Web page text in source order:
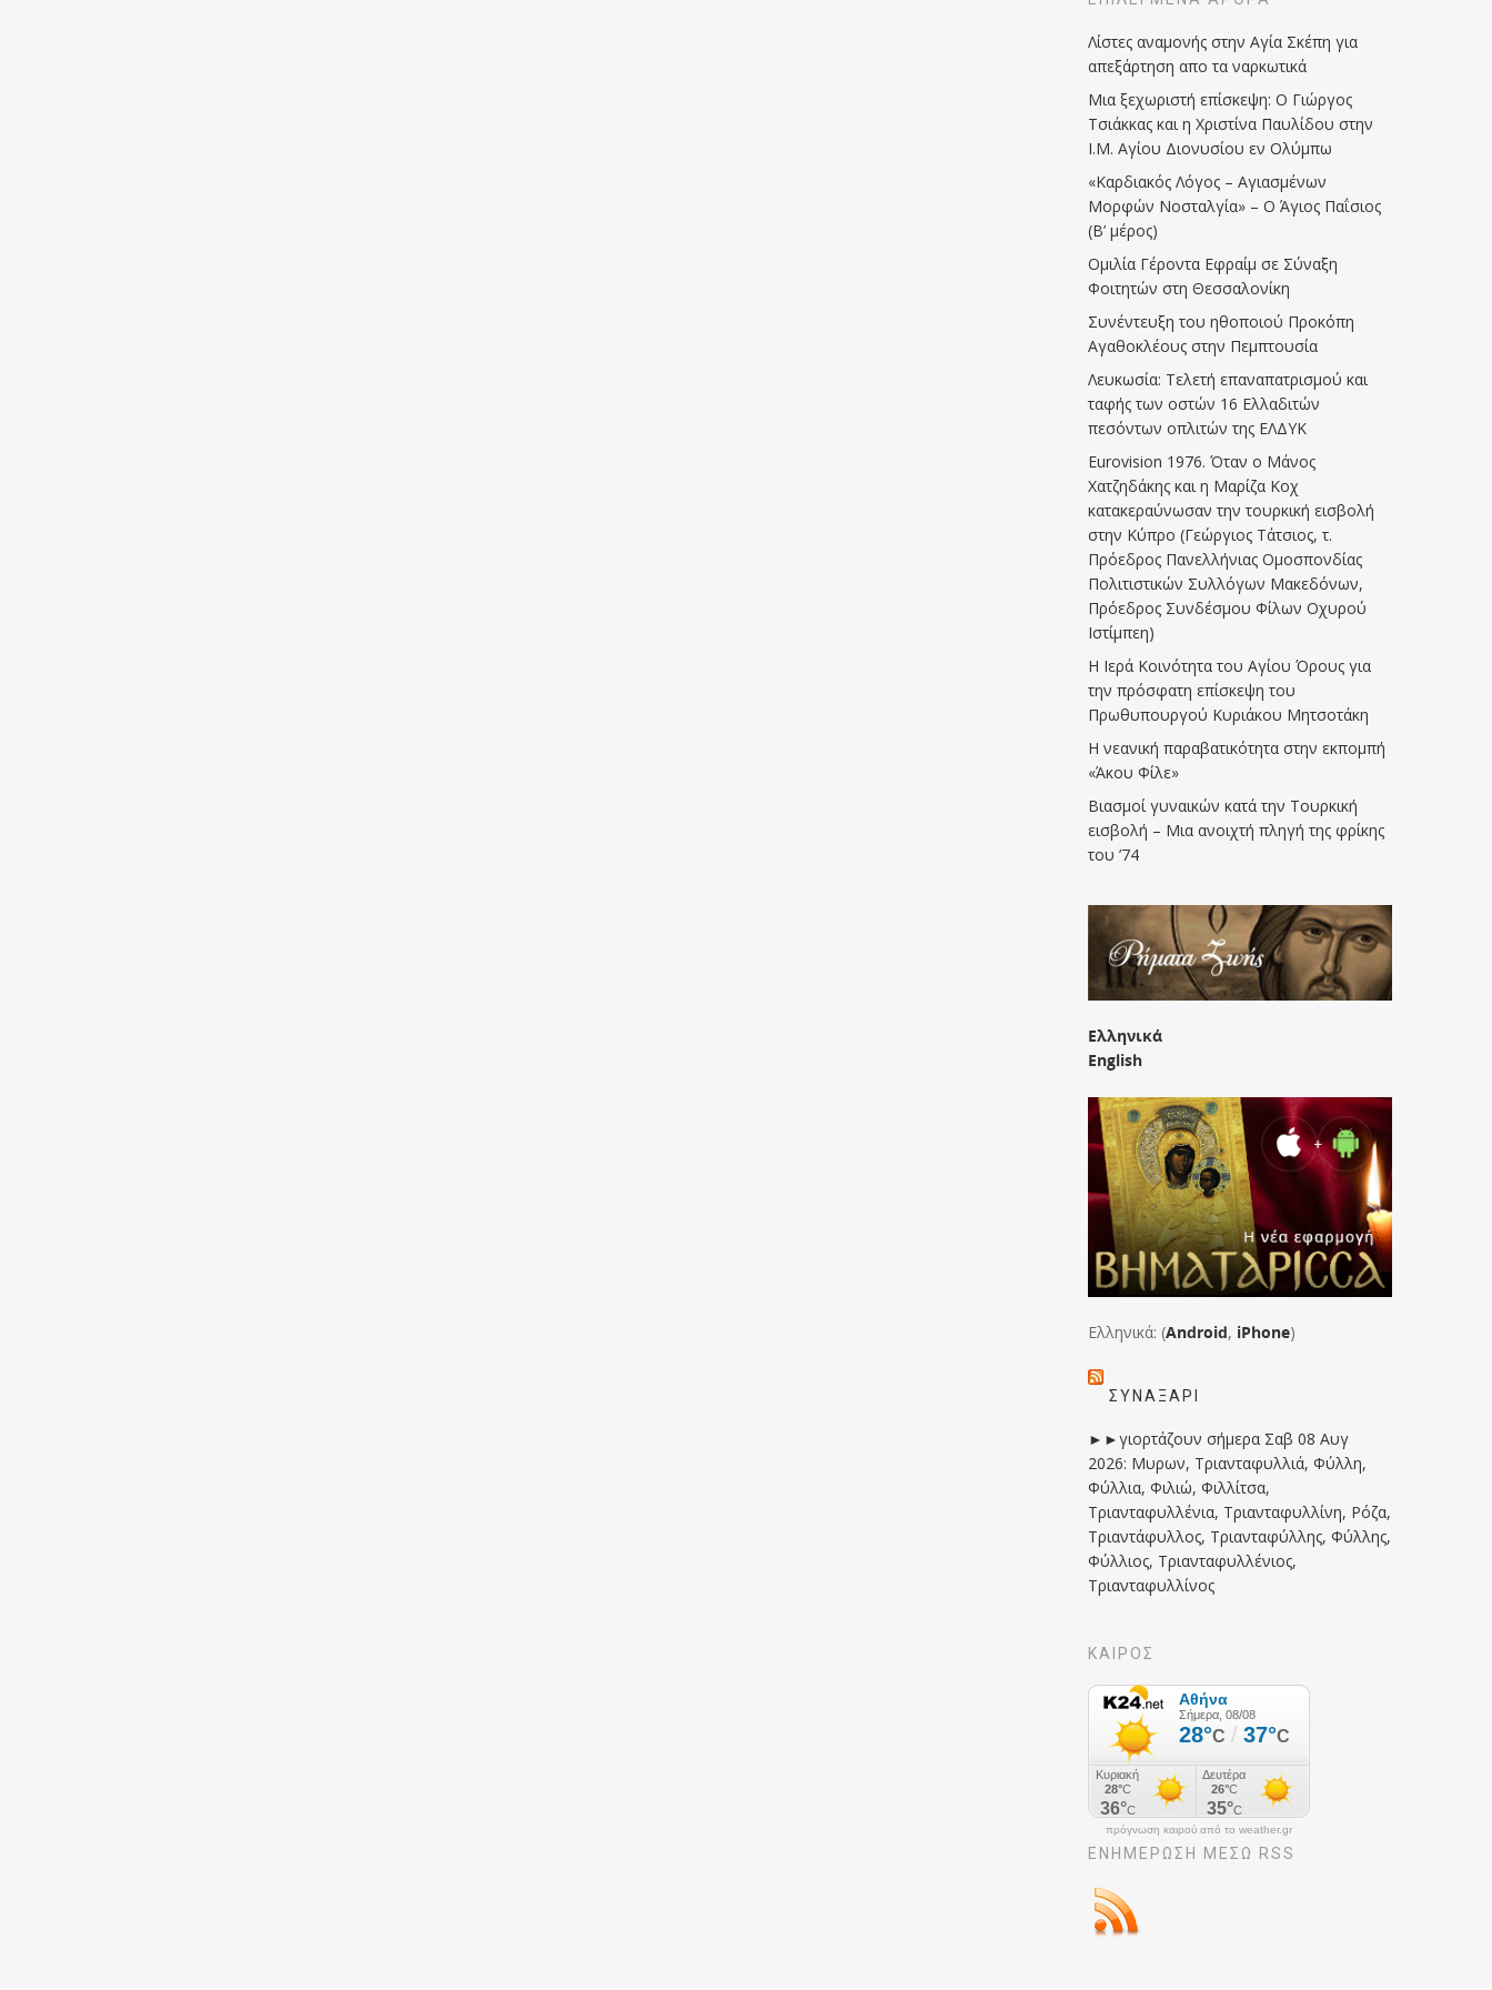
Λίστες αναμονής στην Αγία Σκέπη για
απεξάρτηση απο τα ναρκωτικά
Μια ξεχωριστή επίσκεψη: Ο Γιώργος
Τσιάκκας και η Χριστίνα Παυλίδου στην
Ι.Μ. Αγίου Διονυσίου εν Ολύμπω
«Καρδιακός Λόγος – Αγιασμένων
Μορφών Νοσταλγία» – Ο Άγιος Παΐσιος
(Β’ μέρος)
Ομιλία Γέροντα Εφραίμ σε Σύναξη
Φοιτητών στη Θεσσαλονίκη
Συνέντευξη του ηθοποιού Προκόπη
Αγαθοκλέους στην Πεμπτουσία
Λευκωσία: Τελετή επαναπατρισμού και
ταφής των οστών 16 Ελλαδιτών
πεσόντων οπλιτών της ΕΛΔΥΚ
Eurovision 1976. Όταν ο Μάνος
Χατζηδάκης και η Μαρίζα Κοχ
κατακεραύνωσαν την τουρκική εισβολή
στην Κύπρο (Γεώργιος Τάτσιος, τ.
Πρόεδρος Πανελλήνιας Ομοσπονδίας
Πολιτιστικών Συλλόγων Μακεδόνων,
Πρόεδρος Συνδέσμου Φίλων Οχυρού
Ιστίμπεη)
Η Ιερά Κοινότητα του Αγίου Όρους για
την πρόσφατη επίσκεψη του
Πρωθυπουργού Κυριάκου Μητσοτάκη
Η νεανική παραβατικότητα στην εκπομπή
«Άκου Φίλε»
Βιασμοί γυναικών κατά την Τουρκική
εισβολή – Μια ανοιχτή πληγή της φρίκης
του ’74
Ελληνικά
English
Ελληνικά: (Android, iPhone)
ΣΥΝΑΞΆΡΙ
►►γιορτάζουν σήμερα Σαβ 08 Αυγ
2026: Μυρων, Τριανταφυλλιά, Φύλλη,
Φύλλια, Φιλιώ, Φιλλίτσα,
Τριανταφυλλένια, Τριανταφυλλίνη, Ρόζα,
Τριαντάφυλλος, Τριανταφύλλης, Φύλλης,
Φύλλιος, Τριανταφυλλένιος,
Τριανταφυλλίνος
ΚΑΙΡΟΣ
πρόγνωση καιρού από το weather.gr
ΕΝΗΜΈΡΩΣΉ ΜΕΣΩ RSS